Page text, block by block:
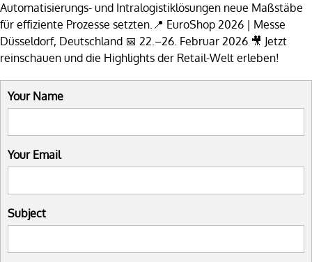
Automatisierungs- und Intralogistiklösungen neue Maßstäbe
für effiziente Prozesse setzten.📍 EuroShop 2026 | Messe
Düsseldorf, Deutschland 📅 22.–26. Februar 2026 🎥 Jetzt
reinschauen und die Highlights der Retail-Welt erleben!
Your Name
Your Email
Subject